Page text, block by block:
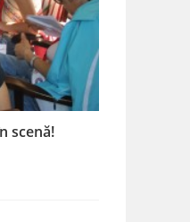
scenă!